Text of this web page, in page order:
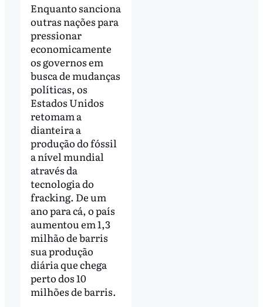
Enquanto sanciona
outras nações para
pressionar
economicamente
os governos em
busca de mudanças
políticas, os
Estados Unidos
retomam a
dianteira a
produção do fóssil
a nível mundial
através da
tecnologia do
fracking. De um
ano para cá, o país
aumentou em 1,3
milhão de barris
sua produção
diária que chega
perto dos 10
milhões de barris.